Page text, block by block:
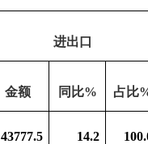
进出口
金额 同比% 占比
43777.5 14.2